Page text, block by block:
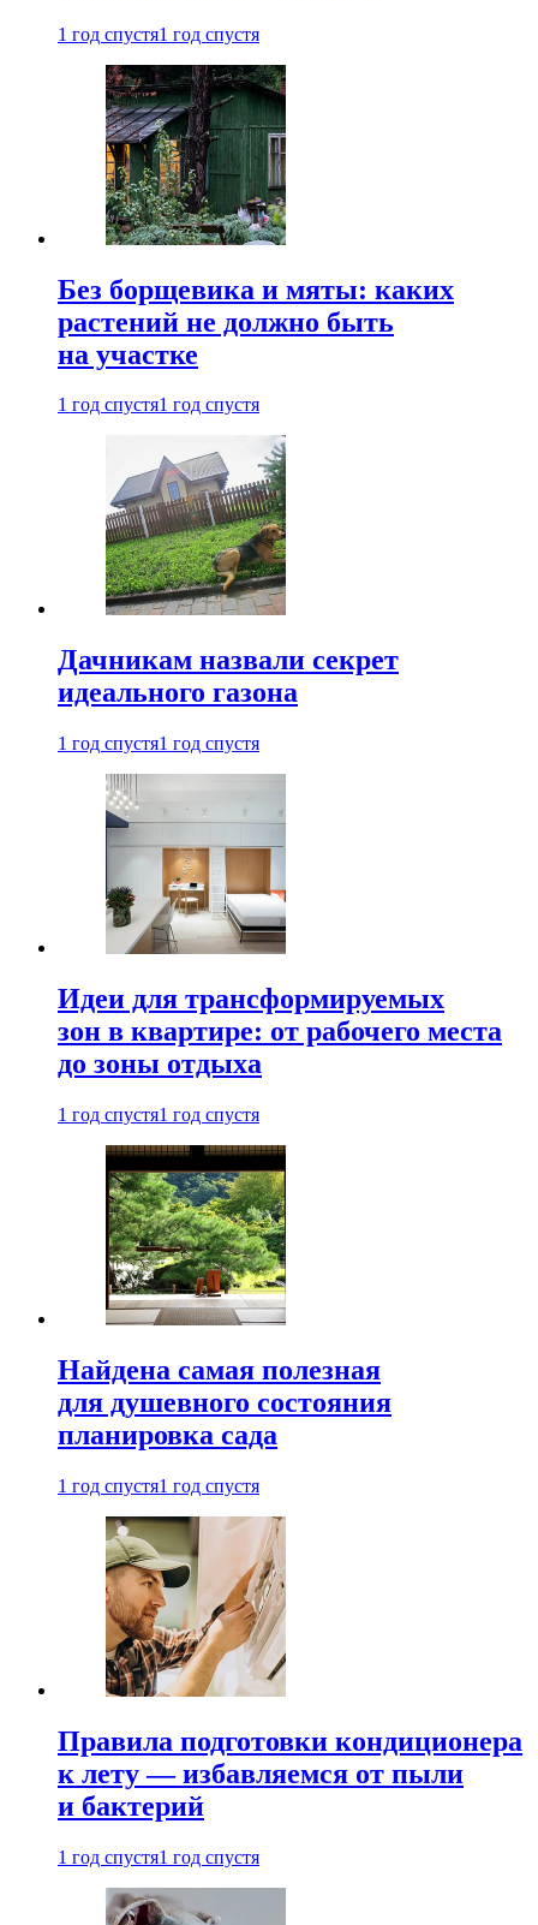
1 год спустя1 год спустя
Без борщевика и мяты: каких
растений не должно быть
на участке
1 год спустя1 год спустя
Дачникам назвали секрет
идеального газона
1 год спустя1 год спустя
Идеи для трансформируемых
зон в квартире: от рабочего места
до зоны отдыха
1 год спустя1 год спустя
Найдена самая полезная
для душевного состояния
планировка сада
1 год спустя1 год спустя
Правила подготовки кондиционера
к лету — избавляемся от пыли
и бактерий
1 год спустя1 год спустя